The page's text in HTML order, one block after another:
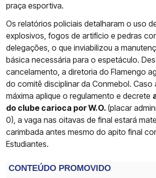
praça esportiva.
Os relatórios policiais detalharam o uso
explosivos, fogos de artifício e pedras
delegações, o que inviabilizou a
básica necessária para o espetáculo.
cancelamento, a diretoria do Flamengo
do comitê disciplinar da Conmebol. Caso
máxima aplique o regulamento e decrete
do clube carioca por W.O. (placar
0), a vaga nas oitavas de final estará
carimbada antes mesmo do apito final
Estudiantes.